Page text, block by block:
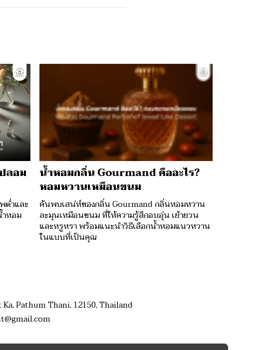
ลอม
ต่ำและ
ำหอม
น้ำหอมกลิ่น Gourmand คืออะไร?
หอมหวานเหมือนขนม
ค้นพบเสน่ห์ของกลิ่น Gourmand กลิ่นหอมหวาน
ละมุนเหมือนขนม ที่ให้ความรู้สึกอบอุ่น เย้ายวน
และหรูหรา พร้อมแนะนำวิธีเลือกน้ำหอมแนวหวาน
ในแบบที่เป็นคุณ
Pathum Thani, 12150, Thailand